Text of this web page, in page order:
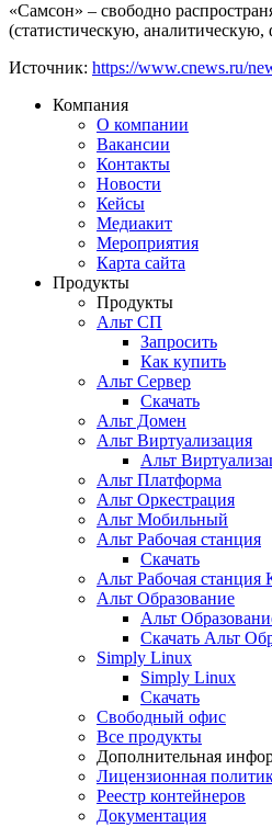
«Самсон» – свободно
(статистическую,
Источник: https://www.cnews.ru/
Компания
О компании
Вакансии
Контакты
Новости
Кейсы
Медиакит
Мероприятия
Карта сайта
Продукты
Продукты
Альт СП
Запросить
Как купить
Альт Сервер
Скачать
Альт Домен
Альт Виртуализация
Альт
Альт Платформа
Альт Оркестрация
Альт Мобильный
Альт Рабочая станция
Скачать
Альт Рабочая станция
Альт Образование
Альт
Скачать Альт
Simply Linux
Simply Linux
Скачать
Свободный офис
Все продукты
Дополнительная
Лицензионная
Реестр контейнеров
Документация